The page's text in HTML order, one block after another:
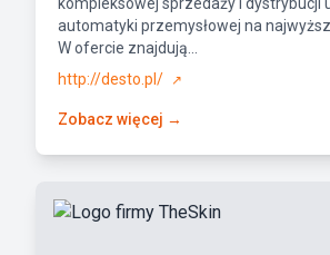
automatyki przemysłowej na
W ofercie znajdują...
http://desto.pl/
↗
Zobacz więcej →